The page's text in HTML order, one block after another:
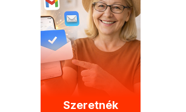
Szeretnék